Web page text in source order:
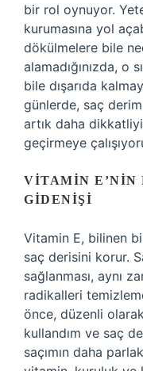
bir rol oynuyor.
kurumasına yol
dökülmelere bile
alamadığınızda, o
bile dışarıda
günlerde, saç
artık daha
geçirmeye
VITAMIN E’NIN
GIDENIŞI
Vitamin E, bilinen
saç derisini korur.
sağlanması, aynı
radikalleri
önce, düzenli
kullandım ve saç
saçımın daha